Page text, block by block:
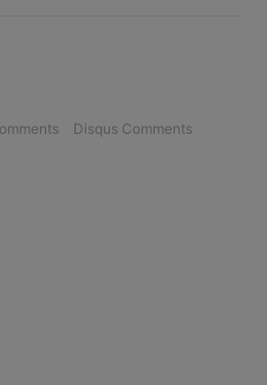
Disqus Comments